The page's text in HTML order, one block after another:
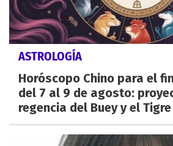
ASTROLOGÍA
Horóscopo Chino para el
del 7 al 9 de agosto:
regencia del Buey y el Tigre